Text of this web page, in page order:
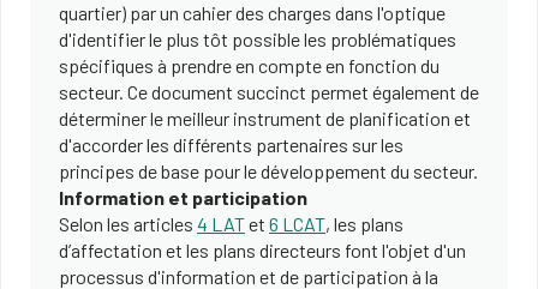
quartier) par un cahier des charges dans l'optique
d'identifier le plus tôt possible les problématiques
spécifiques à prendre en compte en fonction du
secteur. Ce document succinct permet également de
déterminer le meilleur instrument de planification et
d'accorder les différents partenaires sur les
principes de base pour le développement du secteur.
Information et participation
Selon les articles 4 LATet 6 LCAT, les plans
d’affectation et les plans directeurs font l'objet d'un
processus d'information et de participation à la